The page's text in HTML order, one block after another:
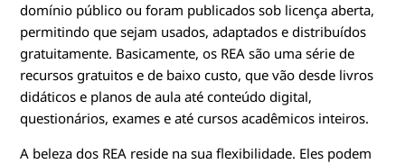
domínio público ou foram publicados sob licença aberta,
permitindo que sejam usados, adaptados e distribuídos
gratuitamente. Basicamente, os REA são uma série de
recursos gratuitos e de baixo custo, que vão desde livros
didáticos e planos de aula até conteúdo digital,
questionários, exames e até cursos acadêmicos inteiros.
A beleza dos REA reside na sua flexibilidade. Eles podem